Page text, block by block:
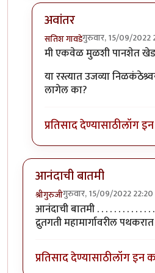
अवांतर
सतिश गावडेगुरुवार, 15/09/2022
In reply toलेख आवडला..
मी एकवेळ मुळशी पानशेत
या रस्त्यात उजव्या
लागेल का?
प्रतिसाद देण्यासाठीलॉग
आनंदाची बातमी
श्रीगुरुजीगुरुवार, 15/09/2022 22:20
आनंदाची बातमी . . . . . . . . . . .
द्रुतगती महामार्गावरील
प्रतिसाद देण्यासाठीलॉग इन